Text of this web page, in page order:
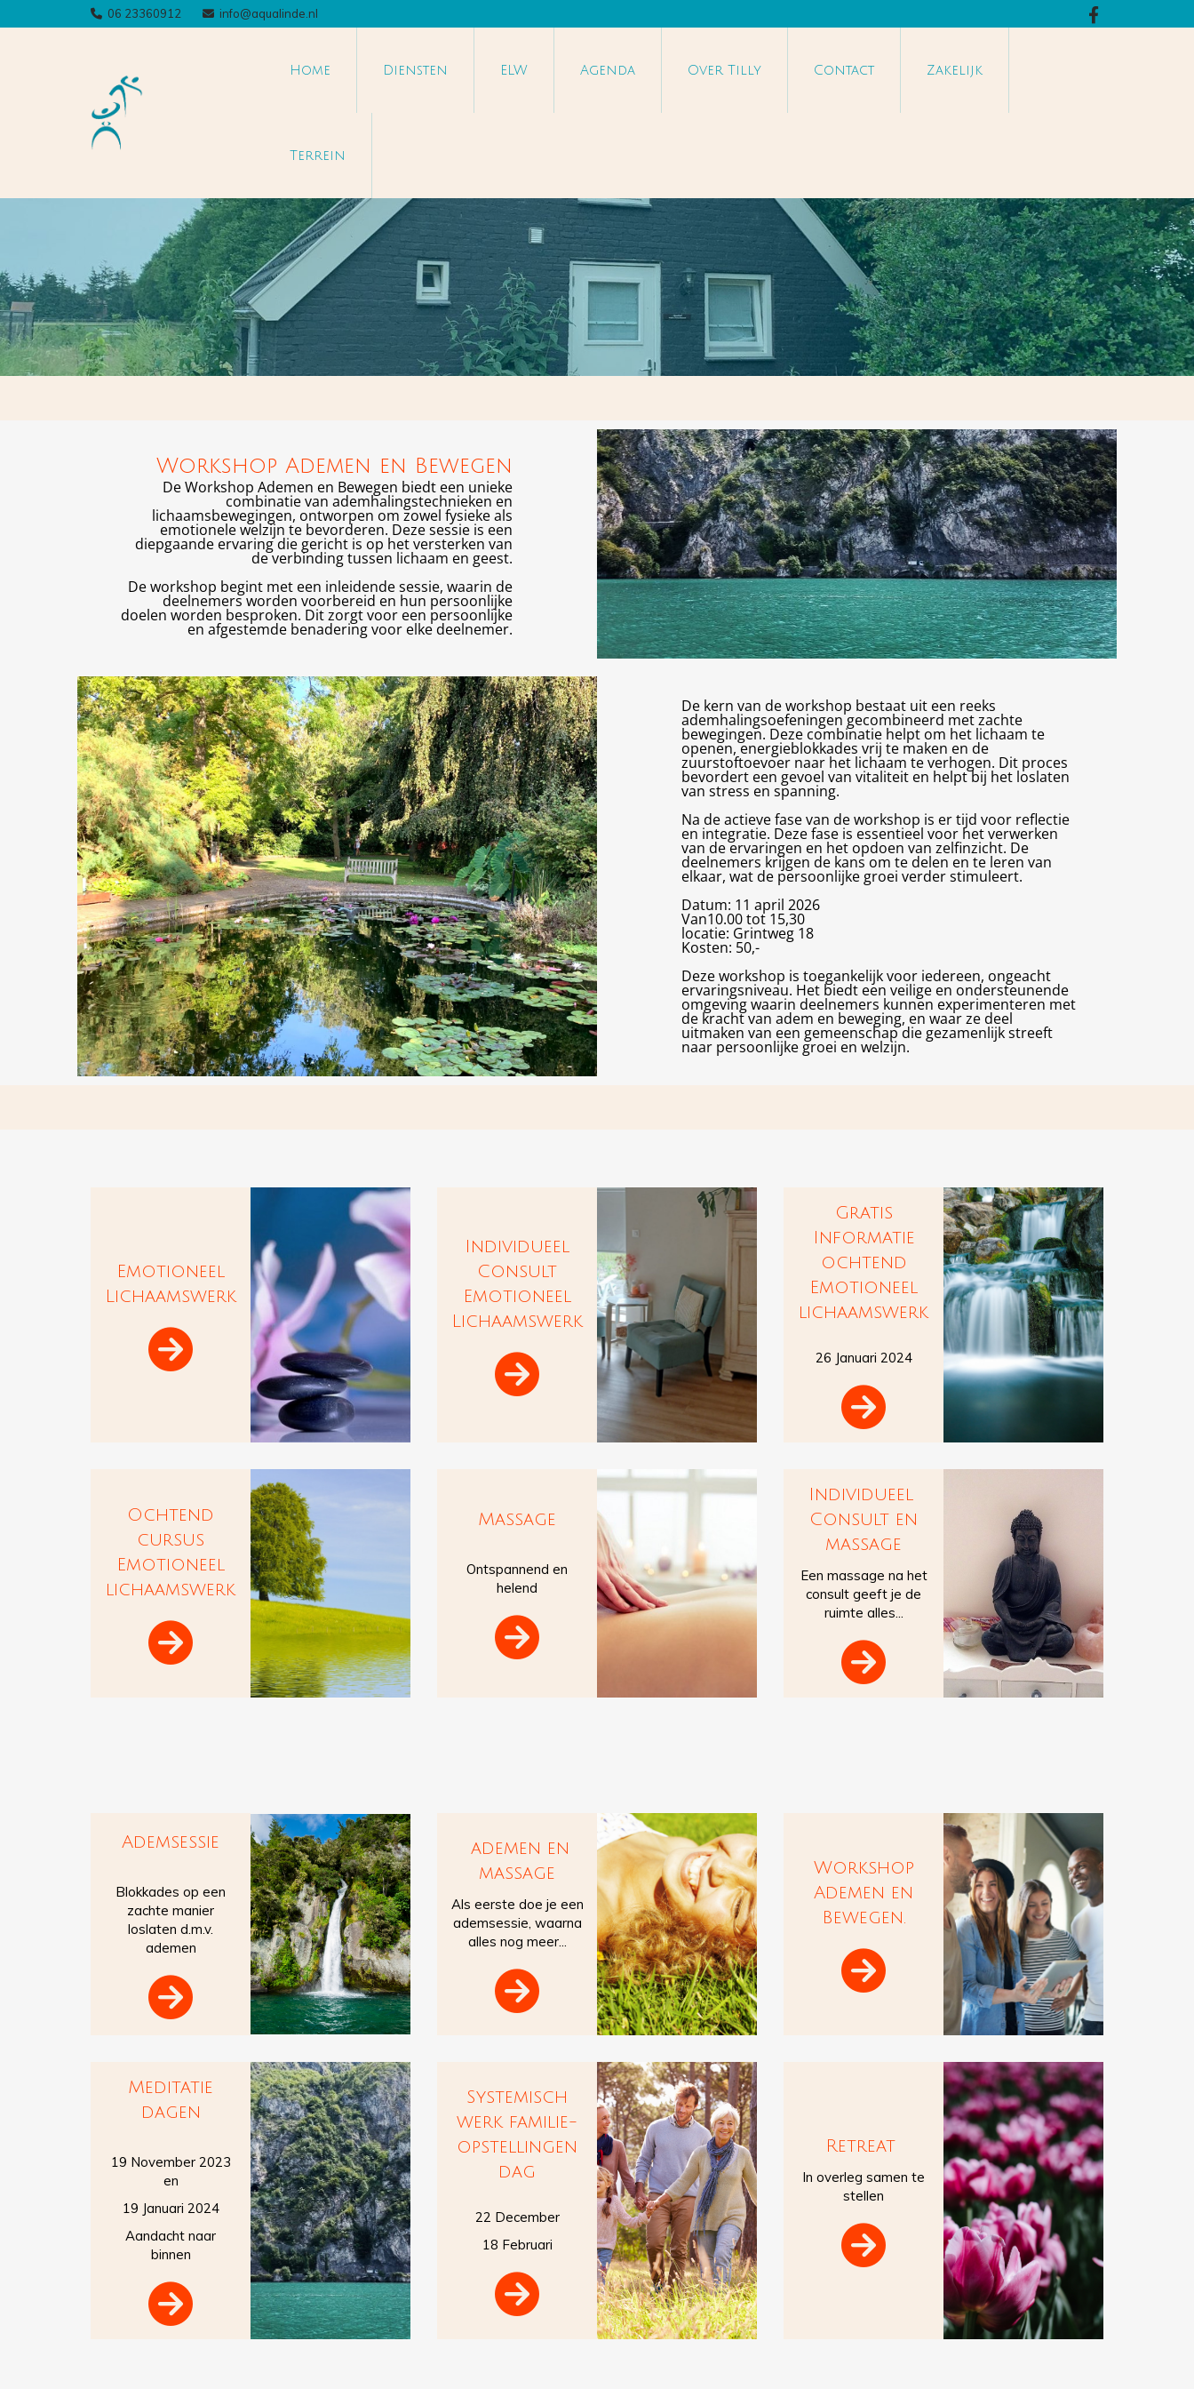
 06 23360912  info@aqualinde.nl
Home Diensten ELW Agenda Over Tilly Contact Zakelijk
Terrein
Workshop Ademen en Bewegen
De Workshop Ademen en Bewegen biedt een unieke
combinatie van ademhalingstechnieken en
lichaamsbewegingen, ontworpen om zowel fysieke als
emotionele welzijn te bevorderen. Deze sessie is een
diepgaande ervaring die gericht is op het versterken van
de verbinding tussen lichaam en geest.
De workshop begint met een inleidende sessie, waarin de
deelnemers worden voorbereid en hun persoonlijke
doelen worden besproken. Dit zorgt voor een persoonlijke
en afgestemde benadering voor elke deelnemer.
De kern van de workshop bestaat uit een reeks
ademhalingsoefeningen gecombineerd met zachte
bewegingen. Deze combinatie helpt om het lichaam te
openen, energieblokkades vrij te maken en de
zuurstoftoevoer naar het lichaam te verhogen. Dit proces
bevordert een gevoel van vitaliteit en helpt bij het loslaten
van stress en spanning.
Na de actieve fase van de workshop is er tijd voor reflectie
en integratie. Deze fase is essentieel voor het verwerken
van de ervaringen en het opdoen van zelfinzicht. De
deelnemers krijgen de kans om te delen en te leren van
elkaar, wat de persoonlijke groei verder stimuleert.
Datum: 11 april 2026
Van10.00 tot 15,30
locatie: Grintweg 18
Kosten: 50,-
Deze workshop is toegankelijk voor iedereen, ongeacht
ervaringsniveau. Het biedt een veilige en ondersteunende
omgeving waarin deelnemers kunnen experimenteren met
de kracht van adem en beweging, en waar ze deel
uitmaken van een gemeenschap die gezamenlijk streeft
naar persoonlijke groei en welzijn.
Emotioneel
Lichaamswerk

Individueel
Consult
Emotioneel
Lichaamswerk

Gratis
Informatie
ochtend
Emotioneel
lichaamswerk
26 Januari 2024

Ochtend
cursus
Emotioneel
lichaamswerk

Massage
Ontspannend en
helend

Individueel
Consult en
massage
Een massage na het
consult geeft je de
ruimte alles...

Ademsessie
Blokkades op een
zachte manier
loslaten d.m.v.
ademen

ademen en
massage
Als eerste doe je een
ademsessie, waarna
alles nog meer...

Workshop
Ademen en
Bewegen.

Meditatie
dagen
19 November 2023
en
19 Januari 2024
Aandacht naar
binnen

Systemisch
werk familie-
opstellingen
dag
22 December
18 Februari

Retreat
In overleg samen te
stellen
